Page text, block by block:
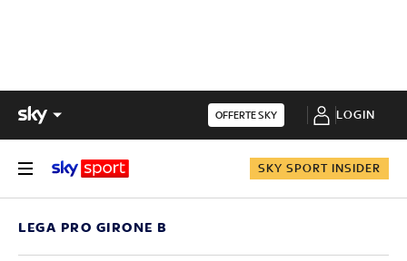
OFFERTE SKY LOGIN
SKY SPORT INSIDER
LEGA PRO GIRONE B